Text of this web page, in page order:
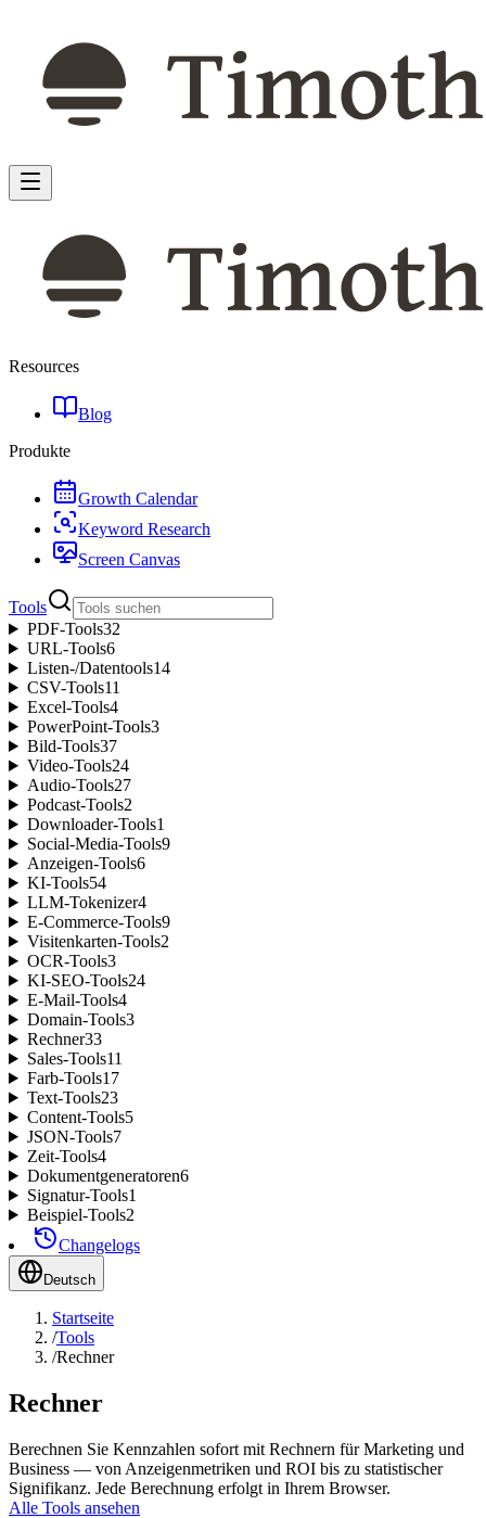
Resources
Blog
Produkte
Growth Calendar
Keyword Research
Screen Canvas
Tools
PDF-Tools32
URL-Tools6
Listen-/Datentools14
CSV-Tools11
Excel-Tools4
PowerPoint-Tools3
Bild-Tools37
Video-Tools24
Audio-Tools27
Podcast-Tools2
Downloader-Tools1
Social-Media-Tools9
Anzeigen-Tools6
KI-Tools54
LLM-Tokenizer4
E-Commerce-Tools9
Visitenkarten-Tools2
OCR-Tools3
KI-SEO-Tools24
E-Mail-Tools4
Domain-Tools3
Rechner33
Sales-Tools11
Farb-Tools17
Text-Tools23
Content-Tools5
JSON-Tools7
Zeit-Tools4
Dokumentgeneratoren6
Signatur-Tools1
Beispiel-Tools2
Changelogs
Deutsch
Startseite
/Tools
/Rechner
Rechner
Berechnen Sie Kennzahlen sofort mit Rechnern für Marketing und
Business — von Anzeigenmetriken und ROI bis zu statistischer
Signifikanz. Jede Berechnung erfolgt in Ihrem Browser.
Alle Tools ansehen